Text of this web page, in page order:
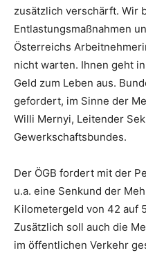
zusätzlich verschärft. Wir
Entlastungsmaßnahmen
Österreichs
nicht warten. Ihnen geht
Geld zum Leben aus.
gefordert, im Sinne der
Willi Mernyi, Leitender
Gewerkschaftsbundes.
Der ÖGB fordert mit der
u.a. eine Senkund der
Kilometergeld von 42 auf
Zusätzlich soll auch die
im öffentlichen Verkehr